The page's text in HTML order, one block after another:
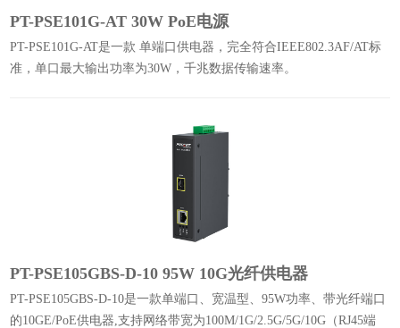
PT-PSE101G-AT 30W PoE电源
PT-PSE101G-AT是一款 单端口供电器，完全符合IEEE802.3AF/AT标
准，单口最大输出功率为30W，千兆数据传输速率。
PT-PSE105GBS-D-10 95W 10G光纤供电器
PT-PSE105GBS-D-10是一款单端口、宽温型、95W功率、带光纤端口
的10GE/PoE供电器,支持网络带宽为100M/1G/2.5G/5G/10G（RJ45端